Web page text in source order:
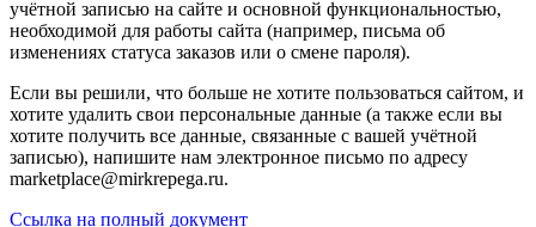
учётной записью на сайте и основной функциональностью,
необходимой для работы сайта (например, письма об
изменениях статуса заказов или о смене пароля).
Если вы решили, что больше не хотите пользоваться сайтом, и
хотите удалить свои персональные данные (а также если вы
хотите получить все данные, связанные с вашей учётной
записью), напишите нам электронное письмо по адресу
marketplace@mirkrepega.ru.
Ссылка на полный документ